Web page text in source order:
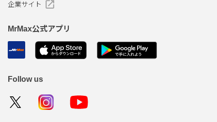
企業サイト
MrMax公式アプリ
Follow us